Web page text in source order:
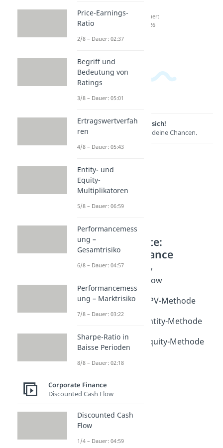
02:37
03:01
Dauer:
06:26
Lernen lohnt sich!
Entdecke hier deine Chancen.
Weitere Inhalte:
Corporate Finance
Discounted Cash Flow
Discounted Cash Flow
Dauer: 04:59
DCF-Methoden – APV-Methode
Dauer: 04:35
DCF-Methoden – Entity-Methode
DCF-Methoden – Equity-Methode
Dauer: 03:01
Price-Earnings-
Ratio
2/8 – Dauer: 02:37
Begriff und
Bedeutung von
Ratings
3/8 – Dauer: 05:01
Ertragswertverfah
ren
4/8 – Dauer: 05:43
Entity- und
Equity-
Multiplikatoren
5/8 – Dauer: 06:59
Performancemess
ung –
Gesamtrisiko
6/8 – Dauer: 04:57
Performancemess
ung – Marktrisiko
7/8 – Dauer: 03:22
Sharpe-Ratio in
Baisse Perioden
8/8 – Dauer: 02:18
Corporate Finance
Discounted Cash Flow
Discounted Cash
Flow
1/4 – Dauer: 04:59